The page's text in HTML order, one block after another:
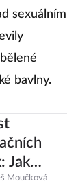
sexuálním
bavlny.
Jak
vás
Moučková